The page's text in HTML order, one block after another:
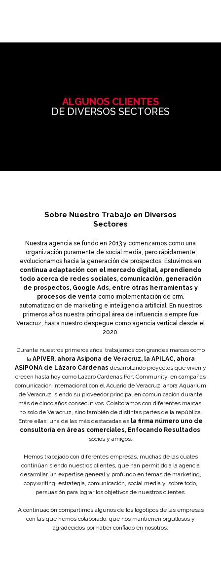
ALGUNOS CLIENTES
DE DIVERSOS SECTORES
Sobre Nuestro Trabajo en Diversos
Sectores
Nuestra agencia se fundó en 2013 y comenzamos como una
organización puramente de social media, pero rápidamente
evolucionamos hacia la generación de prospectos. Estuvimos en
continua adaptación con el mercado digital, aprendiendo
todo acerca de redes sociales, comunicación, generación
de prospectos, Google Ads, entre otras herramientas y
procesos de venta como implementación de crm,
automatización de marketing e inteligencia artificial. En nuestros
primeros años nuestra principal área de influencia siempre fue
Veracruz, hasta nuestro despegue como agencia vertical desde el
2020.
Durante nuestros primeros años, trabajamos con grandes marcas como
la APIVER, ahora Asipona de Veracruz, la APILAC, ahora
ASIPONA de Lázaro Cárdenas desarrollando proyectos que viven y
crecen hasta hoy como Lazaro Cardenas Port Community, en campañas
comunicación internacional con el Acuario de Veracruz, ahora Aquarium
de Veracruz, siendo su proveedor principal en comunicación durante
más de cinco años consecutivos. Colaboramos con diferentes marcas,
no solo de Veracruz, sino también de distintas partes de la república.
Entre ellas, una de las más destacadas es la firma número uno de
consultoría en áreas comerciales, Enfocando Resultados,
socios y amigos.
Hemos trabajado con diferentes empresas, muchas de las cuales
continúan siendo nuestros clientes, que han permitido a la agencia
desarrollar un expertise general y profundo en temas de marketing,
copywriting, estrategia, comunicación, social media y, sobre todo,
persuasión para lograr los objetivos de nuestros clientes.
A continuación compartimos algunos de los logotipos de las empresas
con las que hemos colaborado, que nos mantienen orgullosos y
agradecidos por haber confiado en nosotros.